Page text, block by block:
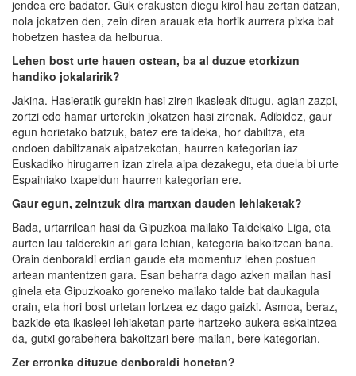
jendea ere badator. Guk erakusten diegu kirol hau zertan datzan,
nola jokatzen den, zein diren arauak eta hortik aurrera pixka bat
hobetzen hastea da helburua.
Lehen bost urte hauen ostean, ba al duzue etorkizun
handiko jokalaririk?
Jakina. Hasieratik gurekin hasi ziren ikasleak ditugu, agian zazpi,
zortzi edo hamar urterekin jokatzen hasi zirenak. Adibidez, gaur
egun horietako batzuk, batez ere taldeka, hor dabiltza, eta
ondoen dabiltzanak aipatzekotan, haurren kategorian iaz
Euskadiko hirugarren izan zirela aipa dezakegu, eta duela bi urte
Espainiako txapeldun haurren kategorian ere.
Gaur egun, zeintzuk dira martxan dauden lehiaketak?
Bada, urtarrilean hasi da Gipuzkoa mailako Taldekako Liga, eta
aurten lau talderekin ari gara lehian, kategoria bakoitzean bana.
Orain denboraldi erdian gaude eta momentuz lehen postuen
artean mantentzen gara. Esan beharra dago azken mailan hasi
ginela eta Gipuzkoako goreneko mailako talde bat daukagula
orain, eta hori bost urtetan lortzea ez dago gaizki. Asmoa, beraz,
bazkide eta ikasleei lehiaketan parte hartzeko aukera eskaintzea
da, gutxi gorabehera bakoitzari bere mailan, bere kategorian.
Zer erronka dituzue denboraldi honetan?